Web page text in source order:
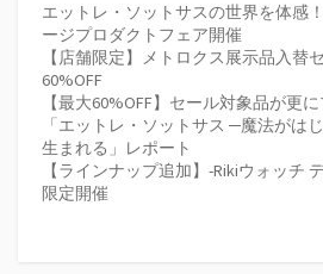
エットレ・ソットサスの世界を体感
ージプロダクトフェア開催
【店舗限定】メトロクス展示品入替
60%OFF
【最大60%OFF】セール対象品が更
「エットレ・ソットサス ─魔法がは
生まれる」レポート
【ラインナップ追加】-Rikiウォッチ
限定開催